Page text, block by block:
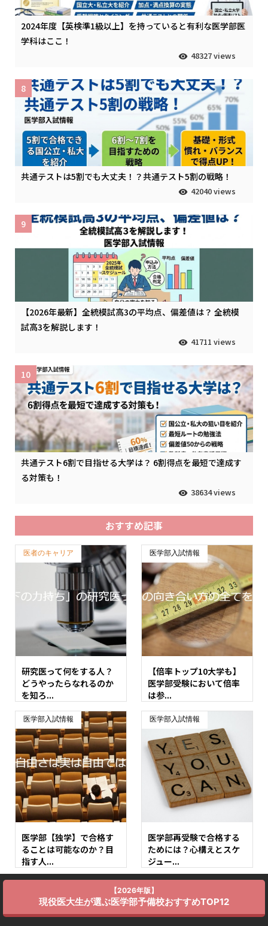
2024年度【英検準1級以上】を持っていると有利な医学部医
学科はここ！
48327 views
共通テストは5割でも大丈夫！？共通テスト5割の戦略！
42040 views
8
【2026年最新】全統模試高3の平均点、偏差値は？ 全統模
試高3を解説します！
41711 views
9
共通テスト6割で目指せる大学は？ 6割得点を最短で達成す
る対策も！
38634 views
10
おすすめ記事
医者のキャリア
研究医って何をする人？
どうやったらなれるのか
を知ろ...
医学部入試情報
【倍率トップ10大学も】
医学部受験において倍率
は参...
医学部入試情報
医学部【独学】で合格す
ることは可能なのか？目
指す人...
医学部入試情報
医学部再受験で合格する
ためには？心構えとスケ
ジュー...
カテゴリー選択
【2026年版】
現役医大生が選ぶ医学部予備校おすすめTOP12